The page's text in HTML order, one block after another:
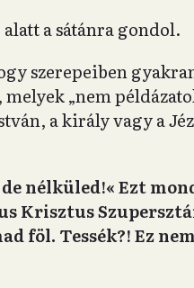
a sátánra gondol.
szerepeiben
„nem
a király vagy a
de nélküled!«️ Ezt
Krisztus
föl. Tessék?! Ez